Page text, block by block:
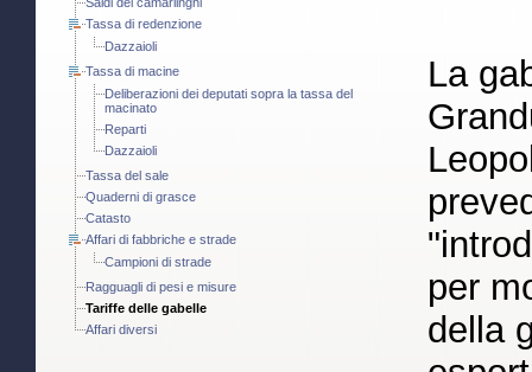
Tassa di redenzione
Dazzaioli
Tassa di macine
Deliberazioni dei deputati sopra la tassa del
macinato
Reparti
Dazzaioli
Tassa del sale
Quaderni di grasce
Catasto
Affari di fabbriche e strade
Campioni di strade
Ragguagli di pesi e misure
Tariffe delle gabelle
Affari diversi
La
per
della